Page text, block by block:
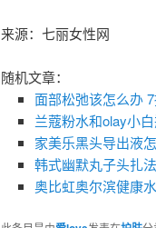
来源：七丽女性网
随机文章：
面部松弛该怎么办
兰蔻粉水和olay小
家美乐黑头导出液
韩式幽默丸子头扎
奥比虹奥尔滨健康